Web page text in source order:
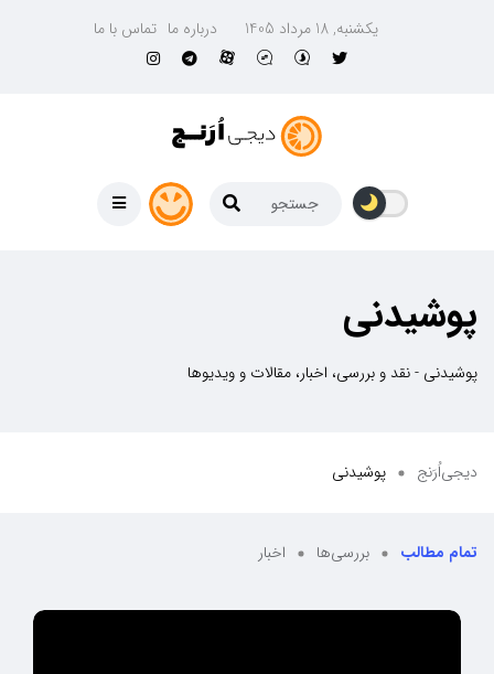
یکشنبه, 18 مرداد 1405 درباره ما تماس با ما
پوشیدنی
پوشیدنی - نقد و بررسی، اخبار، مقالات و ویدیوها
دیجی‌اُرَنج پوشیدنی
تمام مطالب بررسی‌ها اخبار